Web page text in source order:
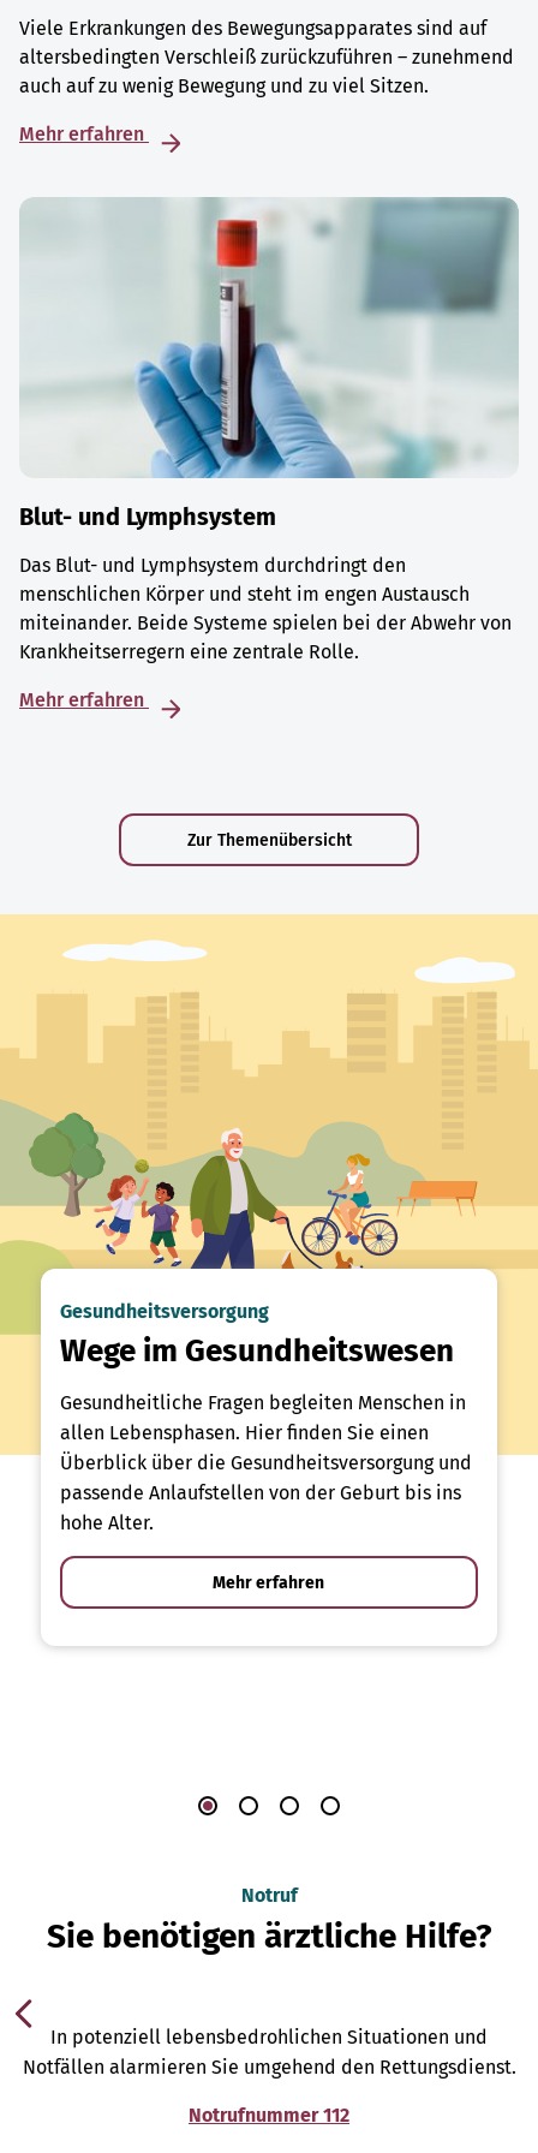
Viele Erkrankungen des Bewegungsapparates sind auf
altersbedingten Verschleiß zurückzuführen – zunehmend
auch auf zu wenig Bewegung und zu viel Sitzen.
Mehr erfahren
Blut- und Lymphsystem
Das Blut- und Lymphsystem durchdringt den
menschlichen Körper und steht im engen Austausch
miteinander. Beide Systeme spielen bei der Abwehr von
Krankheitserregern eine zentrale Rolle.
Mehr erfahren
Zur Themenübersicht
Gesundheitsversorgung
Wege im Gesundheitswesen
Gesundheitliche Fragen begleiten Menschen in
allen Lebensphasen. Hier finden Sie einen
Überblick über die Gesundheitsversorgung und
passende Anlaufstellen von der Geburt bis ins
hohe Alter.
Mehr erfahren
Notruf
Sie benötigen ärztliche Hilfe?
In potenziell lebensbedrohlichen Situationen und
Notfällen alarmieren Sie umgehend den Rettungsdienst.
Notrufnummer 112